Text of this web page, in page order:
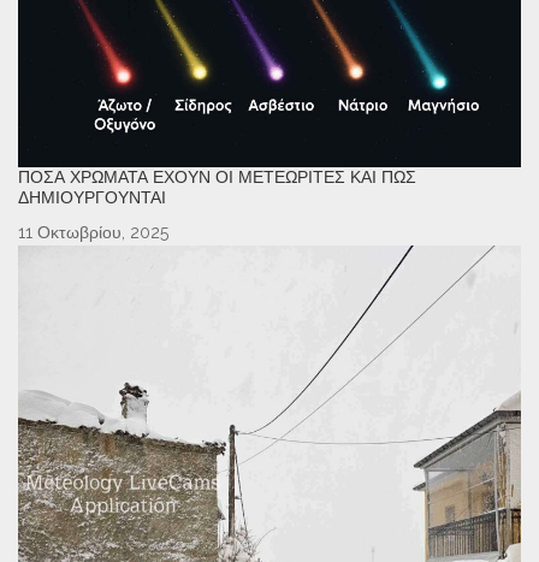
ΠΌΣΑ ΧΡΏΜΑΤΑ ΈΧΟΥΝ ΟΙ ΜΕΤΕΩΡΊΤΕΣ ΚΑΙ ΠΏΣ
ΔΗΜΙΟΥΡΓΟΎΝΤΑΙ
11 Οκτωβρίου, 2025